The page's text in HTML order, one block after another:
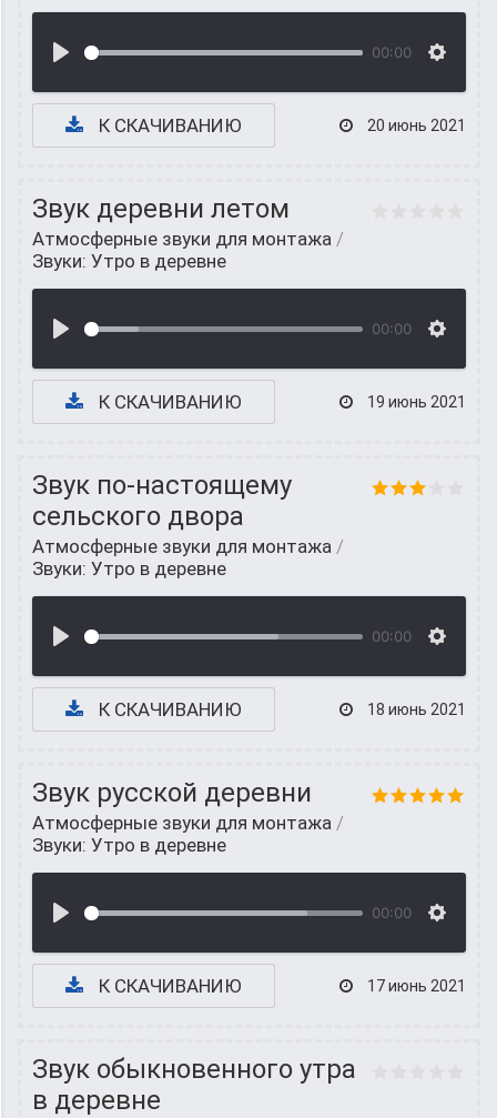
00:00
К СКАЧИВАНИЮ 20 июнь 2021
Звук деревни летом
Атмосферные звуки для монтажа /
Звуки: Утро в деревне
00:00
К СКАЧИВАНИЮ 19 июнь 2021
Звук по-настоящему
сельского двора
Атмосферные звуки для монтажа /
Звуки: Утро в деревне
00:00
К СКАЧИВАНИЮ 18 июнь 2021
Звук русской деревни
Атмосферные звуки для монтажа /
Звуки: Утро в деревне
00:00
К СКАЧИВАНИЮ 17 июнь 2021
Звук обыкновенного утра
в деревне